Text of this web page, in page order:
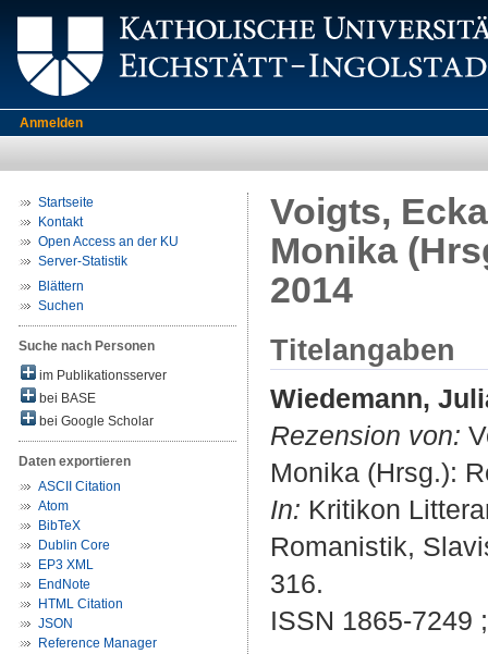
Anmelden
Startseite
Kontakt
Open Access an der KU
Server-Statistik
Blättern
Suchen
Suche nach Personen
im Publikationsserver
bei BASE
bei Google Scholar
Daten exportieren
ASCII Citation
Atom
BibTeX
Dublin Core
EP3 XML
EndNote
HTML Citation
JSON
Reference Manager
Voigts,
Monika
2014
Titelangaben
Wiedemann,
Rezension von:
Monika (Hrsg.):
In: Kritikon
Romanistik,
316.
ISSN 1865-7249